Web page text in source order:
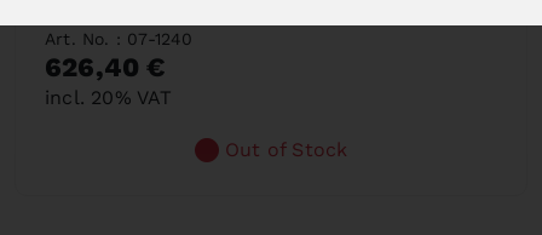
Art. No. : 07-1240
626,40 €
incl. 20% VAT
Out of Stock